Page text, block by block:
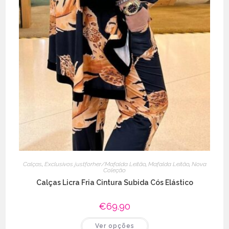
Calças Exclusivos justforher/Mafalda Leitão, Mafalda Leitão, Nova
Coleção
Calças Licra Fria Cintura Subida Cós Elástico
€69.90
Ver opções
product